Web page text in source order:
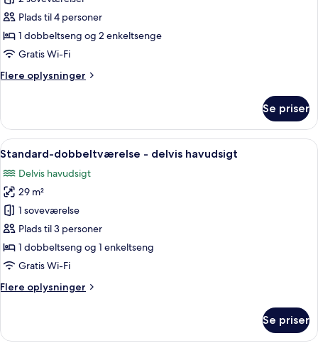
Familieværelse
-
2
Plads til 4 personer
1 dobbeltseng og 2 enkeltsenge
Gratis Wi-Fi
Flere oplysninger
Flere
-
soveværelser
Se priser
Indlæs
alle
billeder
af
Standard-
dobbeltværelse
-
delvis
Et hotelværelse med to senge, et
8
Standard-dobbeltværelse - delvis havudsigt
Delvis havudsigt
29 m²
1 soveværelse
Plads til 3 personer
1 dobbeltseng og 1 enkeltseng
Gratis Wi-Fi
Flere oplysninger
Flere
dobbeltværelse
Se priser